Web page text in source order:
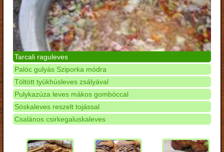
Tarcali raguleves
Palóc gulyás Sziporka módra
Töltött tyúkhúsleves zsályával
Pulykazúza leves mákos gombóccal
Sóskaleves reszelt tojással
Csalános csirkegaluskaleves